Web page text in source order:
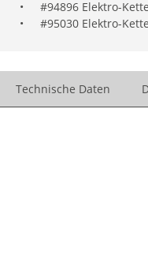
•
#94896 Elektro-
•
#95030 Elektro-
Technische Daten